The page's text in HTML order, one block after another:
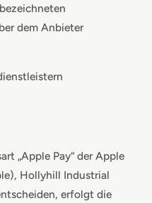
dem Anbieter
„Apple Pay“ der Apple
Hollyhill Industrial
erfolgt die